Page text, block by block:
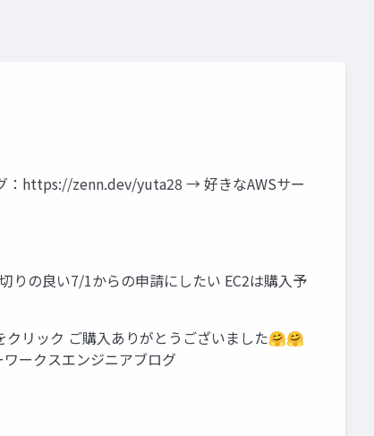
：https://zenn.dev/yuta28 → 好きなAWSサー
の良い7/1からの申請にしたい EC2は購入予
リック ご購入ありがとうございました🤗🤗
ークスエンジニアブログ